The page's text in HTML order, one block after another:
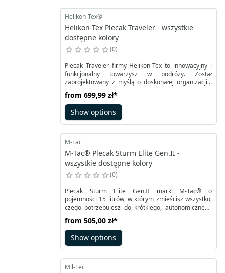
Helikon-Tex®
Helikon-Tex Plecak Traveler - wszystkie
dostępne kolory
0
Plecak Traveler firmy Helikon-Tex to innowacyjny i
funkcjonalny towarzysz w podróży. Został
zaprojektowany z myślą o doskonałej organizacji i
najbardziej wszechstronnych modeli, idealnym
zarówno na służbowe wyjazdy, jak i na relaksacyjne
wakacje. Z pojemnością 30 litrów, Plecak Traveler
pomieści wszystko, co niezbędne w podróży,
jak i weekendowych wypadach.
from 699,99 zł*
Show options
M-Tac
M-Tac® Plecak Sturm Elite Gen.II -
wszystkie dostępne kolory
0
Plecak Sturm Elite Gen.II marki M-Tac® o
pojemności 15 litrów, w którym zmieścisz wszystko,
czego potrzebujesz do krótkiego, autonomicznego
odpornego na zużycie materiału Cordura 500D i
Cordura 1000D zapewniającego ochronę przed
uszkodzeniami mechanicznymi oraz długą
żywotność.
from 505,00 zł*
Show options
Mil-Tec